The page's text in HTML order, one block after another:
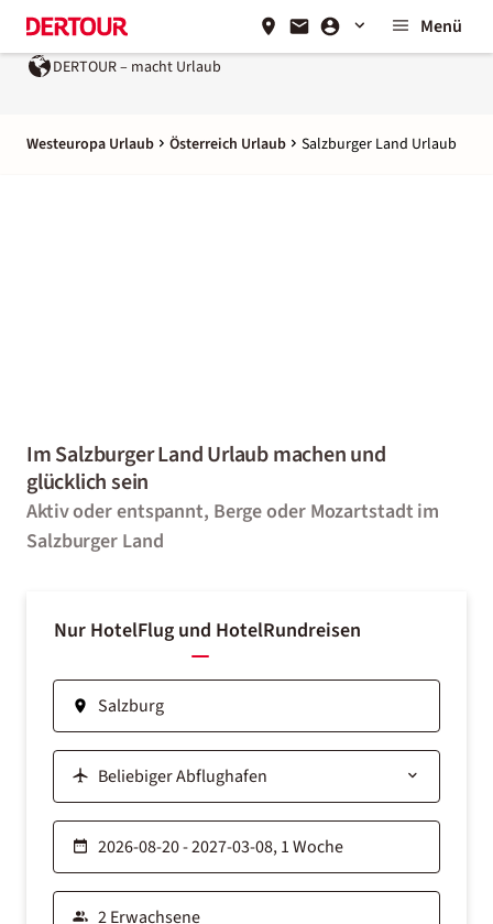
Menü
Ein Unternehmen derREWE Group
Westeuropa Urlaub Österreich Urlaub Salzburger Land Urlaub
Im Salzburger Land Urlaub machen und
glücklich sein
Aktiv oder entspannt, Berge oder Mozartstadt im
Salzburger Land
Nur HotelFlug und HotelRundreisen